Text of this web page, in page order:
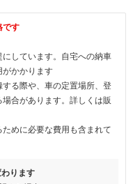
です
しています。自宅への納車
がかかります
る際や、車の定置場所、登
合があります。詳しくは販
めに必要な費用も含まれて
わります